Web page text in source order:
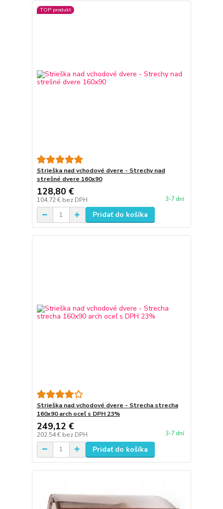
TOP produkt
Strieška nad vchodové dvere - Strechy nad
strešné dvere 160x90
128,80 €
104,72 € bez DPH 3-7 dní
Pridať do košíka
Strieška nad vchodové dvere - Strecha strecha
160x90 arch oceľ s DPH 23%
249,12 €
202,54 € bez DPH 3-7 dní
Pridať do košíka